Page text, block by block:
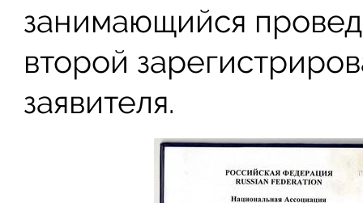
занимающийся
второй
заявителя.